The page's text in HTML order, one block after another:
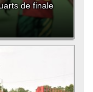
de finale